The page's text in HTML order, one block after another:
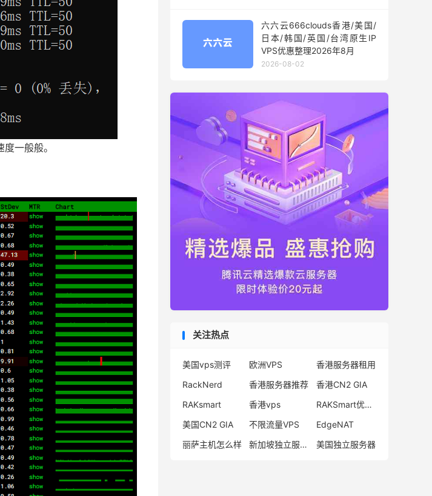
一般般。
六六云666clouds香港/美国/
日本/韩国/英国/台湾原生IP
VPS优惠整理2026年8月
2026-08-02
关注热点
美国vps测评 欧洲VPS
香港服务器租用
RackNerd
香港服务器推荐
香港CN2 GIA
RAKsmart
香港vps
RAKSmart优惠码
美国CN2 GIA
不限流量VPS
EdgeNAT
丽萨主机怎么样
新加坡独立服务器 美国独立服务器